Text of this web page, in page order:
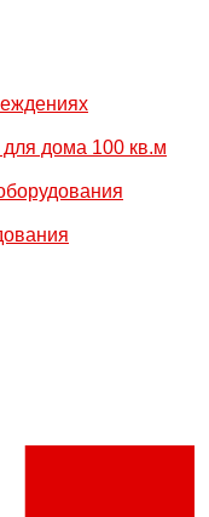
дома 100 кв.м